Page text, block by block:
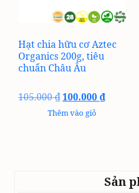
Hạt chia hữu cơ Aztec
Organics 200g, tiêu
chuẩn Châu Âu
105.000₫Giá
gốc
là:
100.000 ₫Giá
Thêm vào giỏ
Sản